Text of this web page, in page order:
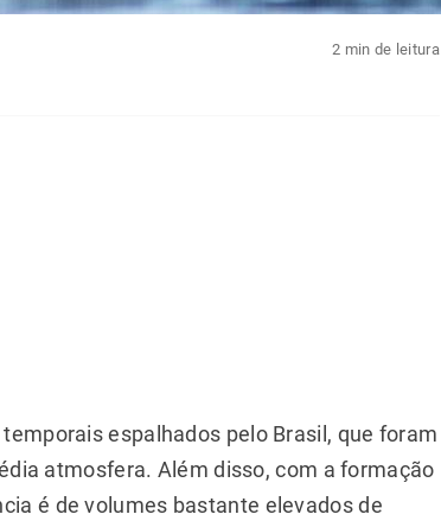
2 min de leitura
espalhados pelo Brasil, que foram
atmosfera. Além disso, com a formação
é de volumes bastante elevados de